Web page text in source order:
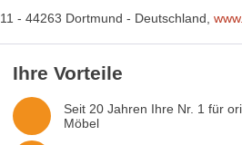
- 44263 Dortmund - Deutschland,
Ihre Vorteile
Seit 20 Jahren Ihre Nr. 1 für
Möbel